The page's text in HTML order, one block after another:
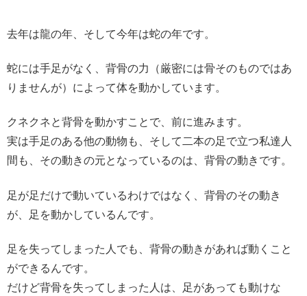
去年は龍の年、そして今年は蛇の年です。
蛇には手足がなく、背骨の力（厳密には骨そのものではあ
りませんが）によって体を動かしています。
クネクネと背骨を動かすことで、前に進みます。
実は手足のある他の動物も、そして二本の足で立つ私達人
間も、その動きの元となっているのは、背骨の動きです。
足が足だけで動いているわけではなく、背骨のその動き
が、足を動かしているんです。
足を失ってしまった人でも、背骨の動きがあれば動くこと
ができるんです。
だけど背骨を失ってしまった人は、足があっても動けな